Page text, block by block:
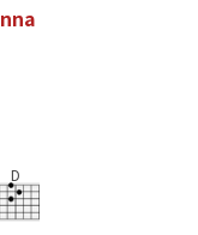
nna
D